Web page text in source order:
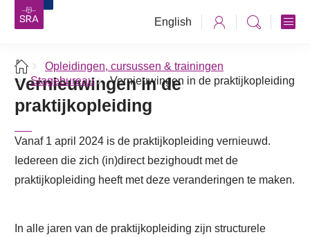
English
Opleidingen, cursussen & trainingen
Stagebureau
Vernieuwingen in de praktijkopleiding
Vernieuwingen in de
praktijkopleiding
Vanaf 1 april 2024 is de praktijkopleiding vernieuwd.
Iedereen die zich (in)direct bezighoudt met de
praktijkopleiding heeft met deze veranderingen te maken.
In alle jaren van de praktijkopleiding zijn structurele